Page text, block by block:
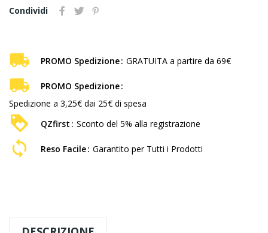
Condividi
PROMO Spedizione GRATUITA a partire da 69€
PROMO Spedizione
Spedizione a 3,25€ dai 25€ di spesa
QZfirst
Sconto del 5% alla registrazione
Reso Facile Garantito per Tutti i Prodotti